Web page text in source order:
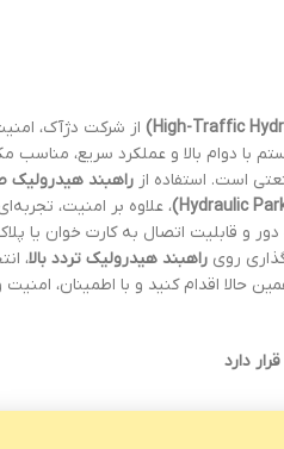
از شرکت دژآک،
دوام بالا و عملکرد سریع، مناسب
است. استفاده از
، علاوه بر امنیت،
و قابلیت اتصال به کارت خوان یا
رویراهبند هیدرولیک تردد بالا،
اقدام کنید و با اطمینان،
دارد